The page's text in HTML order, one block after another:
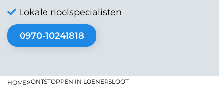
Lokale rioolspecialisten
0970-10241818
HOME»ONTSTOPPEN IN LOENERSLOOT